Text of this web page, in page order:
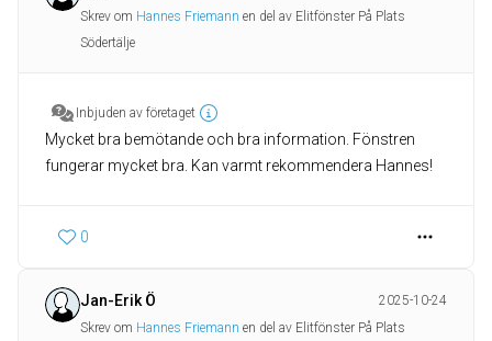
Skrev om Hannes Friemann en del av Elitfönster På Plats
Södertälje
Inbjuden av företaget
Mycket bra bemötande och bra information. Fönstren
fungerar mycket bra. Kan varmt rekommendera Hannes!
0
Jan-Erik Ö
2025-10-24
Skrev om Hannes Friemann en del av Elitfönster På Plats